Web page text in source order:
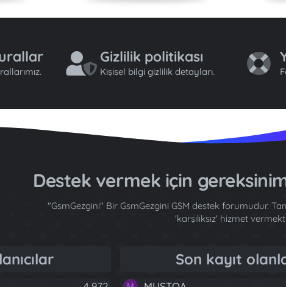
Gizlilik politikası
Kişisel bilgi gizlilik detayları.
Destek vermek için
"GsmGezgini" Bir GsmGezgini GSM destek forumudur.
'karşılıksız' hizmet
Son kayıt